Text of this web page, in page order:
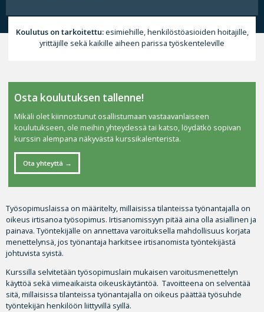
Koulutus on tarkoitettu:esimiehille, henkilöstöasioiden hoitajille,
yrittäjille sekä kaikille aiheen parissa työskenteleville
Työsopimuslaissa on määritelty, millaisissa tilanteissa työnantajalla on
oikeus irtisanoa työsopimus. Irtisanomissyyn pitää aina olla asiallinen ja
painava. Työntekijälle on annettava varoituksella mahdollisuus korjata
menettelynsä, jos työnantaja harkitsee irtisanomista työntekijästä
johtuvista syistä.
Kurssilla selvitetään työsopimuslain mukaisen varoitusmenettelyn
käyttöä sekä viimeaikaista oikeuskäytäntöä. Tavoitteena on selventää
sitä, millaisissa tilanteissa työnantajalla on oikeus päättää työsuhde
työntekijän henkilöön liittyvillä syillä.
Osta koulutuksen tallenne!
Mikäli olet kiinnostunut osallistumaan vastaavanlaiseen
koulutukseen, ole meihin yhteydessä tai katso, löydätkö sopivan
kurssin alempana näkyvästä kurssikalenterista.
Ota yhteyttä